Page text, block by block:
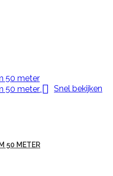
 Snel bekijken
50 METER